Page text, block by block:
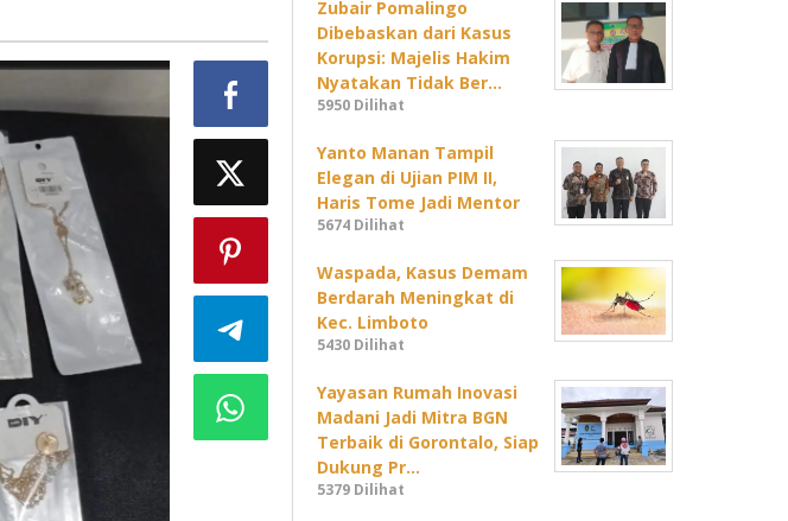
Zubair Pomalingo
Dibebaskan dari Kasus
Korupsi: Majelis Hakim
Nyatakan Tidak Ber…
5950 Dilihat
Yanto Manan Tampil
Elegan di Ujian PIM II,
Haris Tome Jadi Mentor
5674 Dilihat
Waspada, Kasus Demam
Berdarah Meningkat di
Kec. Limboto
5430 Dilihat
Yayasan Rumah Inovasi
Madani Jadi Mitra BGN
Terbaik di Gorontalo, Siap
Dukung Pr…
5379 Dilihat